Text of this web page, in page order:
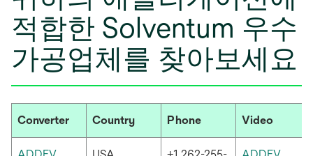
적합한 Solventum 우수
가공업체를 찾아보세요
Converter Country Phone Video